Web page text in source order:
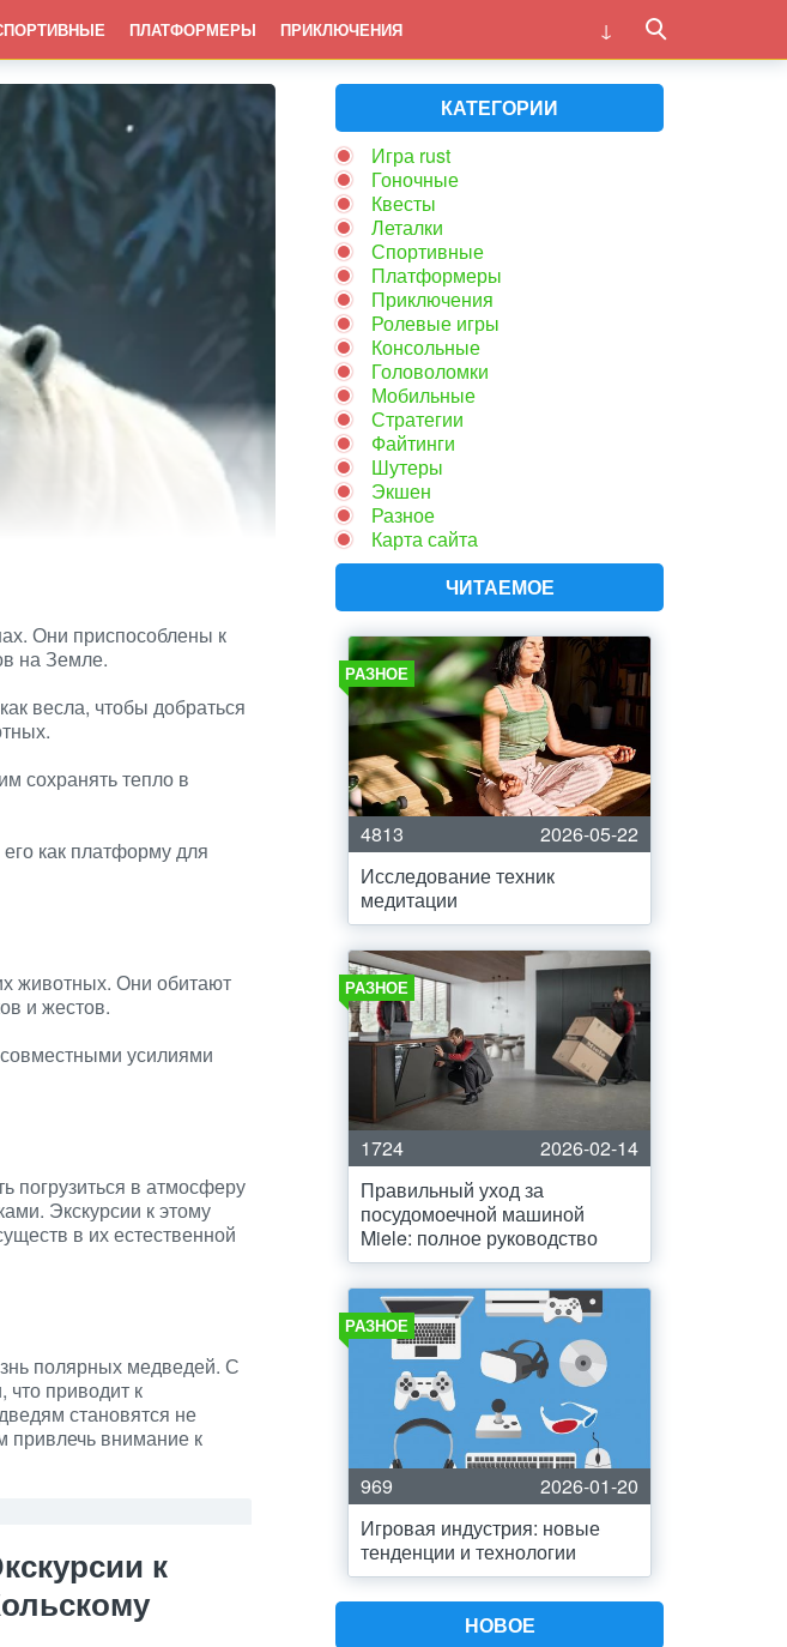
ПЛАТФОРМЕРЫ ПРИКЛЮЧЕНИЯ
Они приспособлены к
на Земле.
весла, чтобы добраться
сохранять тепло в
как платформу для
животных. Они обитают
и жестов.
усилиями
погрузиться в атмосферу
Экскурсии к этому
в их естественной
полярных медведей. С
приводит к
становятся не
привлечь внимание к
к
КАТЕГОРИИ
Игра rust
Гоночные
Квесты
Леталки
Спортивные
Платформеры
Приключения
Ролевые игры
Консольные
Головоломки
Мобильные
Стратегии
Файтинги
Шутеры
Экшен
Разное
Карта сайта
ЧИТАЕМОЕ
РАЗНОЕ
4813
2026-05-22
Исследование техник
медитации
РАЗНОЕ
1724
2026-02-14
Правильный уход за
посудомоечной машиной
Miele: полное руководство
РАЗНОЕ
969
2026-01-20
Игровая индустрия: новые
тенденции и технологии
НОВОЕ